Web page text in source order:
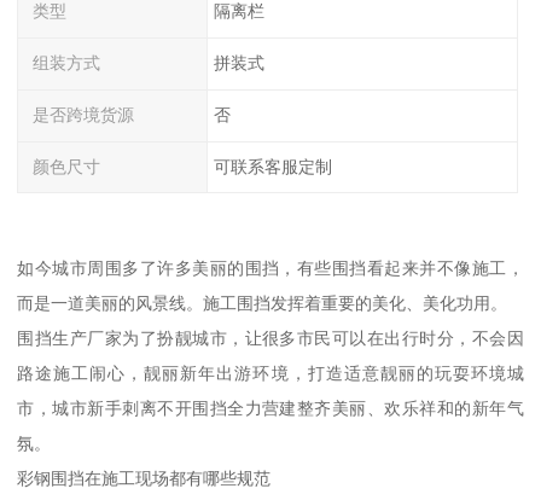
类型 隔离栏
组装方式 拼装式
是否跨境货源 否
颜色尺寸 可联系客服定制
如今城市周围多了许多美丽的围挡，有些围挡看起来并不像施工，
而是一道美丽的风景线。施工围挡发挥着重要的美化、美化功用。
围挡生产厂家为了扮靓城市，让很多市民可以在出行时分，不会因
路途施工闹心，靓丽新年出游环境，打造适意靓丽的玩耍环境城
市，城市新手刺离不开围挡全力营建整齐美丽、欢乐祥和的新年气
氛。
彩钢围挡在施工现场都有哪些规范